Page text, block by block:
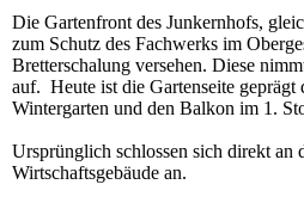
Die Gartenfront des Junkernhofs,
zum Schutz des Fachwerks im
Bretterschalung versehen. Diese
auf. Heute ist die Gartenseite geprägt
Wintergarten und den Balkon im 1.
Ursprünglich schlossen sich direkt an
Wirtschaftsgebäude an.